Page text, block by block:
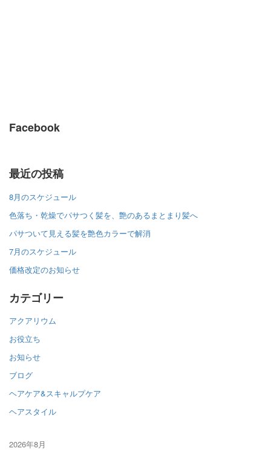
Facebook
最近の投稿
8月のスケジュール
色落ち・乾燥でパサつく髪を、艶のあるまとまり髪へ
パサついて見える髪を艶色カラーで解消
7月のスケジュール
価格改定のお知らせ
カテゴリー
アクアリウム
お役立ち
お知らせ
ブログ
ヘアケア&スキャルプケア
ヘアスタイル
2026年8月